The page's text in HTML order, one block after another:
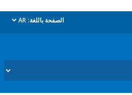
الصفحة باللغة: AR
dropdown